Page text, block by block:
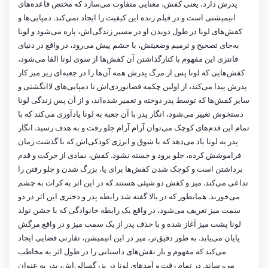
پدرش دارد، یعنی کفش، معنایی متفاوت می‌سازد که مختص قاعده‌های
انیمیشنی است و در فیلم زنده این کیفیت را ایجاد نمی‌کند. دمپایی‌ها و
کفش‌های لونا در طول دویدن او در مسیر زندگی‌اش، پاره می‌شود و لونا
به‌جای تصحیح و ترمیم وضعیتش، با خشم پیش می‌رود، در واقع در دنیای
فانتزی این مفهوم با کنارگذاشتن آن کفش‌ها از سوی لونا القا می‌شود،
کفش‌هایی که لونا پس از مرگ پدرش همه آن‌ها را در جعبه‌ای زیر میز کار
پدرش پیدا می‌کند، از اولین چکمه فضانوردی‌اش تا دمپایی‌های لاانگشتی و
سایر کفش‌ها که توسط پدر دوخته و تعمیر شده‌اند، و از آن پس زندگی لونا
دستخوش تغییر می‌شود، انگار پدر با آن جعبه به لونا یادآوری می‌کند که با
تمام این قدم‌های کوچک می‌توان آرام آرام جلو رفت و به هدف رسید. انگار
پدر به لونا یاد می‌دهد که با شوق و انرژی کودکی‌اش که با گذشت زمان
فراموشش کرده، جلو برود و خسته نشود. کفش، نمادی از حرکت و قدم
برداشتن است و کوچک شدن کفش‌ها برای پا، بزرگ شدن و جلو رفتن را
تداعی می‌کند. میز و کفش دو شیئی هستند که در این اثر به کرات به چشم
می‌خورند. همانطور که در بالا گفته شد رابطه پدر و دختری این اثر در دو
سمت میز تعریف می‌شود، در واقع یک رابطه خانوادگی که با جشن تولد
لونا پشت میز آغاز شده و با حذف پدر از یک سمت میز و در واقع مرگش
پایان می‌یابد. به طور دقیق‌تر، میز در این انیمیشن، تقارنی فضایی ایجاد
می‌کند که مفهوم و بار نقش‌های داستانی را در طول اثر به مخاطب
می‌رساند. در تمام رفت و آمدهای لونا در بزرگسالی‌اش، پدر به عنوان